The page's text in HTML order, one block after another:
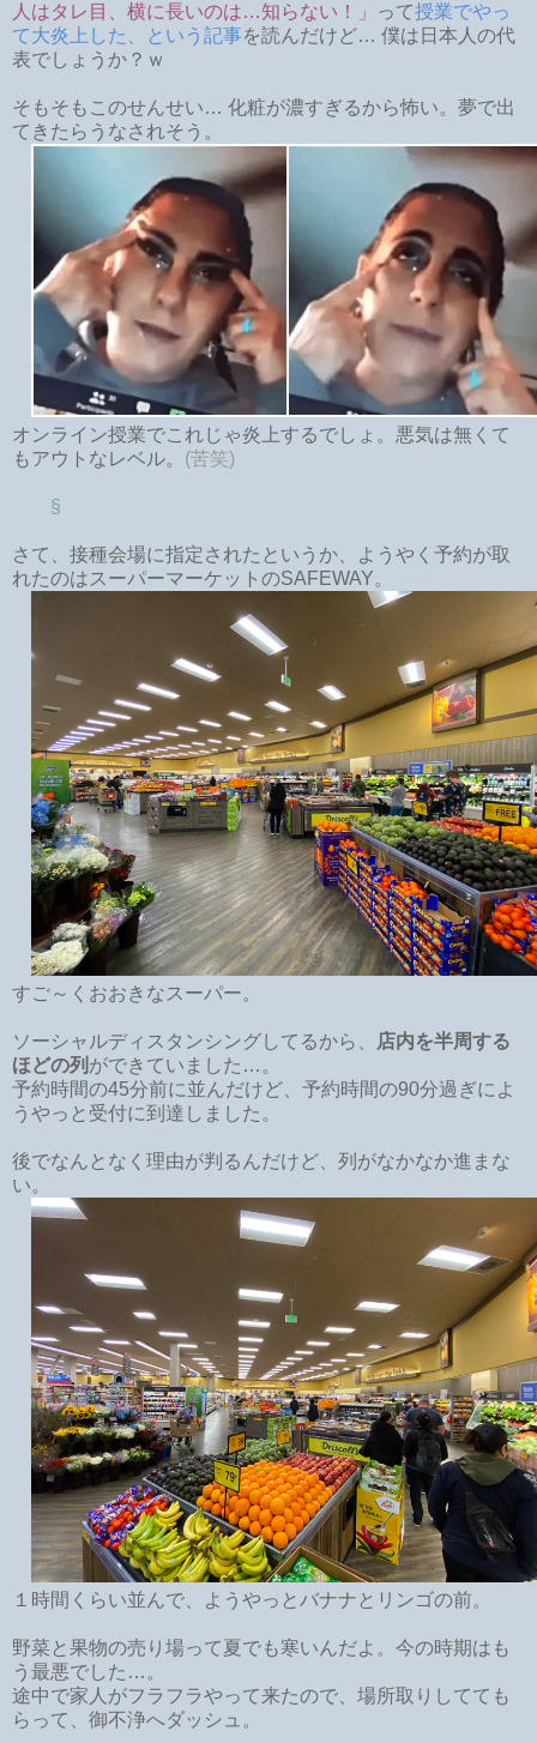
人はタレ目、横に長いのは…知らない！」
って授業でやっ
て大炎上した、という記事を読んだけど… 僕は日本人の代
表でしょうか？ｗ
そもそもこのせんせい… 化粧が濃すぎるから怖い。夢で出
てきたらうなされそう。
オンライン授業でこれじゃ炎上するでしょ。悪気は無くて
もアウトなレベル。 (苦笑)
§
さて、接種会場に指定されたというか、ようやく予約が取
れたのはスーパーマーケットのSAFEWAY。
すご～くおおきなスーパー。
ソーシャルディスタンシングしてるから、
店内を半周する
ほどの列 ができていました…。
予約時間の45分前に並んだけど、予約時間の90分過ぎによ
うやっと受付に到達しました。
後でなんとなく理由が判るんだけど、列がなかなか進まな
い。
１時間くらい並んで、ようやっとバナナとリンゴの前。
野菜と果物の売り場って夏でも寒いんだよ。今の時期はも
う最悪でした…。
途中で家人がフラフラやって来たので、場所取りしてても
らって、御不浄へダッシュ。